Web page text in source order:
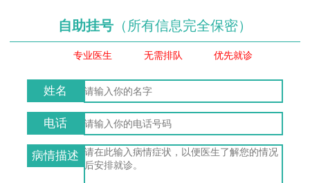
自助挂号 （所有信息完全保密）
专业医生 无需排队 优先就诊
姓名
电话
病情描述